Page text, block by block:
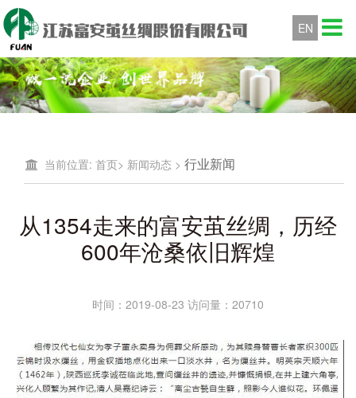
EN
当前位置: 首页> 新闻动态 > 行业新闻
从1354走来的富安茧丝绸，历经
600年沧桑依旧辉煌
时间：2019-08-23 访问量：20710